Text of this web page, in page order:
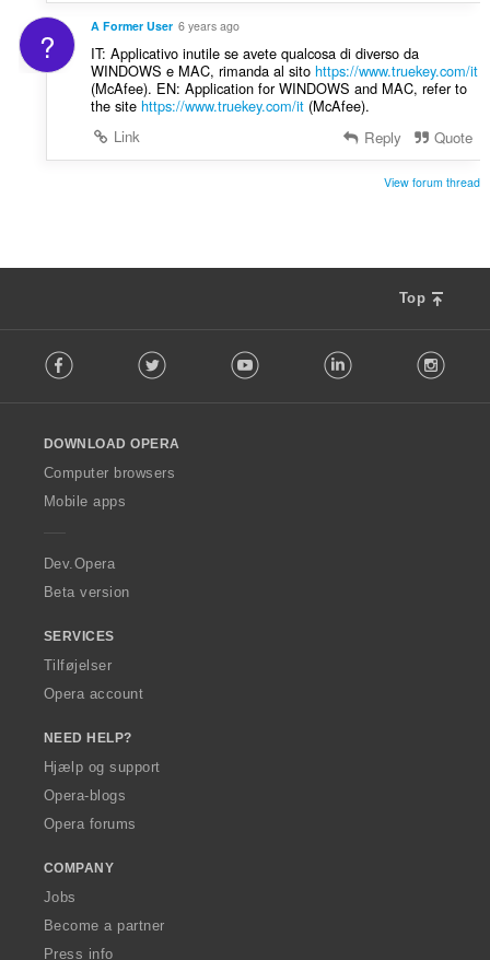
? A Former User 6 years ago
IT: Applicativo inutile se avete qualcosa di diverso da
WINDOWS e MAC, rimanda al sito https://www.truekey.com/it
(McAfee). EN: Application for WINDOWS and MAC, refer to
the site https://www.truekey.com/it(McAfee).
Link
Reply Quote
View forum thread
Top
o
w
O
p
a
Facebook Twitter Youtube LinkedIn
DOWNLOAD OPERA
Computer browsers
Mobile apps
Dev.Opera
Beta version
SERVICES
Tilføjelser
Opera account
NEED HELP?
Hjælp og support
Opera-blogs
Opera forums
COMPANY
Jobs
Become a partner
Press info